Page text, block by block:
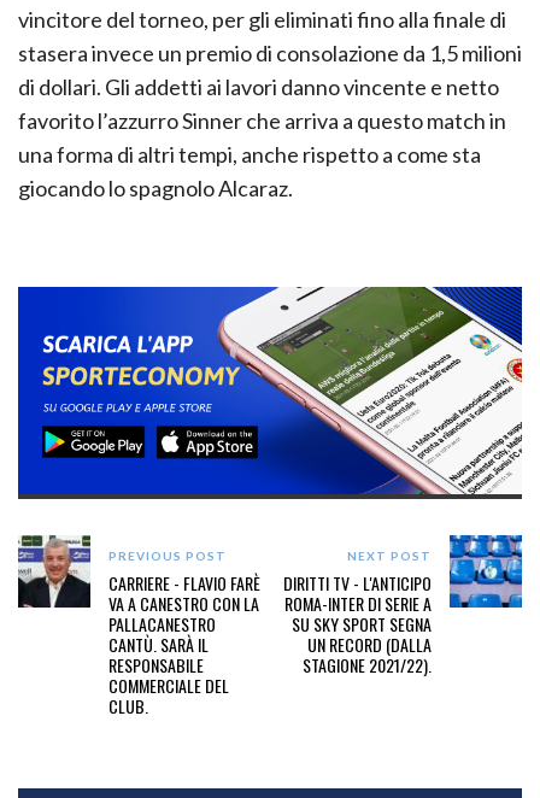
vincitore del torneo, per gli eliminati fino alla finale di
stasera invece un premio di consolazione da 1,5 milioni
di dollari. Gli addetti ai lavori danno vincente e netto
favorito l’azzurro Sinner che arriva a questo match in
una forma di altri tempi, anche rispetto a come sta
giocando lo spagnolo Alcaraz.
PREVIOUS POST
CARRIERE - FLAVIO FARÈ
VA A CANESTRO CON LA
PALLACANESTRO
CANTÙ. SARÀ IL
RESPONSABILE
COMMERCIALE DEL
CLUB.
NEXT POST
DIRITTI TV - L'ANTICIPO
ROMA-INTER DI SERIE A
SU SKY SPORT SEGNA
UN RECORD (DALLA
STAGIONE 2021/22).